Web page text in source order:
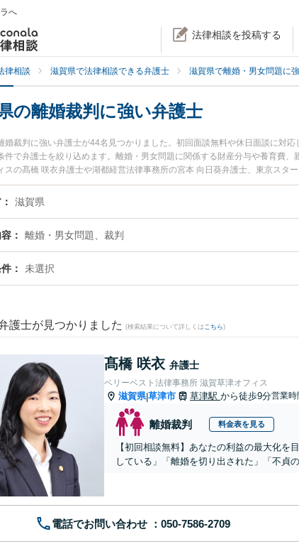
へ
法律相談を投稿する
律相談 滋賀県で法律相談できる弁護士 滋賀県で離婚・男女問題に
の離婚裁判に強い弁護士
婚裁判に強い弁護士が44名見つかりました。初回面談無料や休日面談に対
件で弁護士を絞り込めます。離婚・男女問題に関係する財産分与や養育費
スの髙橋 咲衣弁護士や湖都経営法律事務所の宮本 向日葵弁護士、東京スタ
目されています。『滋賀県で土日や夜間に発生した離婚裁判のトラブルを
回相談無料で離婚裁判を法律相談できる滋賀県内の弁護士に相談予約したい
滋賀県
離婚・男女問題、裁判
未選択
護士が見つかりました (検索結果について詳しくは こちら)
髙橋 咲衣 弁護士
ベリーベスト法律事務所 滋賀草津オフィス
滋賀県|草津市 草津駅 から徒歩9分営業時
離婚裁判 料金表を見る
【初回相談無料】あなたの利益の最大化
している」「離婚を切り出された」「不貞
電話でお問い合わせ